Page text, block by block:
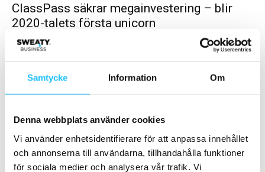
Samtycke Information Om
Denna webbplats använder cookies
Vi använder enhetsidentifierare för att anpassa innehållet
och annonserna till användarna, tillhandahålla funktioner
för sociala medier och analysera vår trafik. Vi
ClassPass säkrar megainvestering – blir
2020-talets första unicorn
Brian van den Brink 0
Träningsbranschen växer så det knakar! Nu har branschen fått sin
till en...
Samarbete
- Annons -